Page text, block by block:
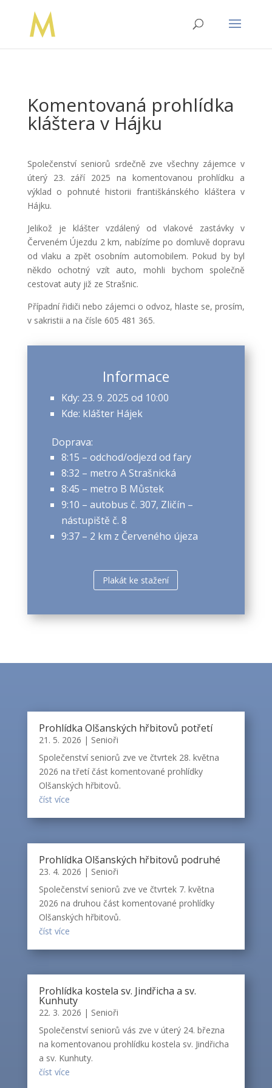
Komentovaná prohlídka
kláštera v Hájku
Společenství seniorů srdečně zve všechny zájemce v
úterý 23. září 2025 na komentovanou prohlídku a
výklad o pohnuté historii františkánského kláštera v
Hájku.
Jelikož je klášter vzdálený od vlakové zastávky v
Červeném Újezdu 2 km, nabízíme po domluvě dopravu
od vlaku a zpět osobním automobilem. Pokud by byl
někdo ochotný vzít auto, mohli bychom společně
cestovat auty již ze Strašnic.
Případní řidiči nebo zájemci o odvoz, hlaste se, prosím,
v sakristii a na čísle 605 481 365.
Informace
Kdy: 23. 9. 2025 od 10:00
Kde: klášter Hájek
Doprava:
8:15 – odchod/odjezd od fary
8:32 – metro A Strašnická
8:45 – metro B Můstek
9:10 – autobus č. 307, Zličín –
nástupiště č. 8
9:37 – 2 km z Červeného újeza
Plakát ke stažení
Prohlídka Olšanských hřbitovů potřetí
21. 5. 2026 | Senioři
Společenství seniorů zve ve čtvrtek 28. května
2026 na třetí část komentované prohlídky
Olšanských hřbitovů.
číst více
Prohlídka Olšanských hřbitovů podruhé
23. 4. 2026 | Senioři
Společenství seniorů zve ve čtvrtek 7. května
2026 na druhou část komentované prohlídky
Olšanských hřbitovů.
číst více
Prohlídka kostela sv. Jindřicha a sv.
Kunhuty
22. 3. 2026 | Senioři
Společenství seniorů vás zve v úterý 24. března
na komentovanou prohlídku kostela sv. Jindřicha
a sv. Kunhuty.
číst více